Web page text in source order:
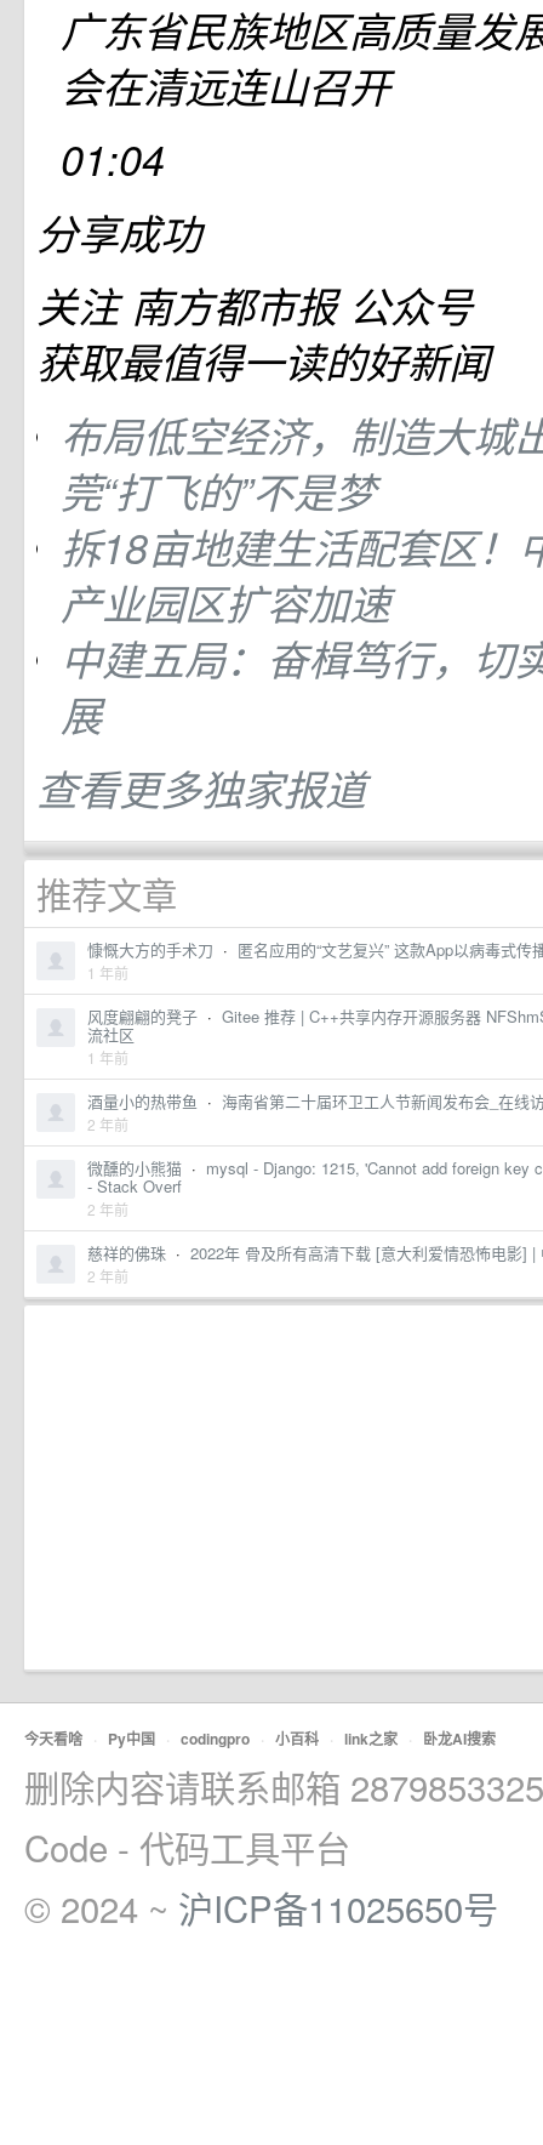
广东省民族地区高质量发
会在清远连山召开
01:04
分享成功
关注 南方都市报 公众号
获取最值得一读的好新闻
布局低空经济，制造大城
莞“打飞的”不是梦
拆18亩地建生活配套区！
产业园区扩容加速
中建五局：奋楫笃行，切
展
查看更多独家报道
推荐文章
慷慨大方的手术刀 · 匿名应用的“文艺复兴” 这款App以病毒式
1 年前
风度翩翩的凳子 · Gitee 推荐 | C++共享内存开源服务器
流社区
1 年前
酒量小的热带鱼 · 海南省第二十届环卫工人节新闻发布会_在线
2 年前
微醺的小熊猫 · mysql - Django: 1215, 'Cannot add foreign key
- Stack Overf
2 年前
慈祥的佛珠 · 2022年 骨及所有高清下载 [意大利爱情恐怖电影] |
2 年前
今天看啥 · Py中国 · codingpro · 小百科 · link之家 · 卧龙AI搜索
删除内容请联系邮箱
Code - 代码工具平台
© 2024 ~ 沪ICP备11025650号